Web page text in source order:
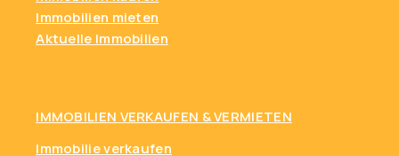
IMMOBILIEN VERKAUFEN & VERMIETEN
Immobilie verkaufen
Immobilien mieten
Aktuelle Immobilien